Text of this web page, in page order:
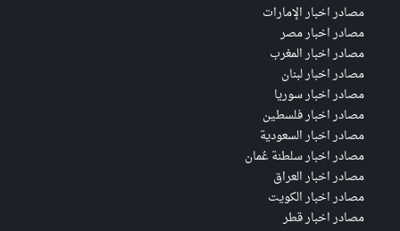
مصادر اخبار الإمارات
مصادر اخبار مصر
مصادر اخبار المغرب
مصادر اخبار لبنان
مصادر اخبار سوريا
مصادر اخبار فلسطين
مصادر اخبار السعودية
مصادر اخبار سلطنة عُمان
مصادر اخبار العراق
مصادر اخبار الكويت
مصادر اخبار قطر